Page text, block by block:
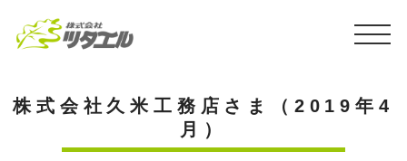
株式会社久米工務店さま（2019年4
月）